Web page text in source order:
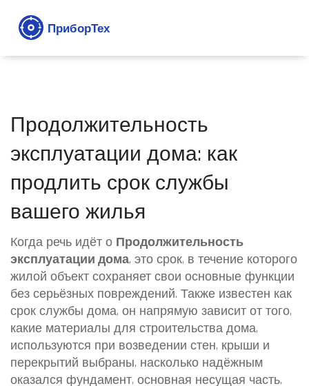
Продолжительность
эксплуатации дома: как
продлить срок службы
вашего жилья
Когда речь идёт о Продолжительность
эксплуатации дома, это срок, в течение которого
жилой объект сохраняет свои основные функции
без серьёзных повреждений. Также известен как
срок службы дома, он напрямую зависит от того,
какие материалы для строительства дома,
используются при возведении стен, крыши и
перекрытий выбраны, насколько надёжным
оказался фундамент, основная несущая часть,